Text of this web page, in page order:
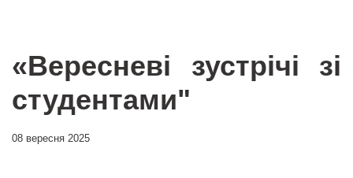
«Вересневі зустрічі зі
студентами"
08 вересня 2025